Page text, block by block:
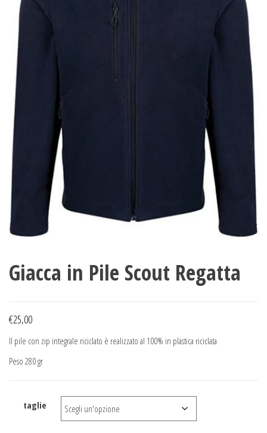
Giacca in Pile Scout Regatta
€25,00
Il pile con zip integrale riciclato è realizzato al 100% in plastica riciclata
Peso 280 gr
taglie